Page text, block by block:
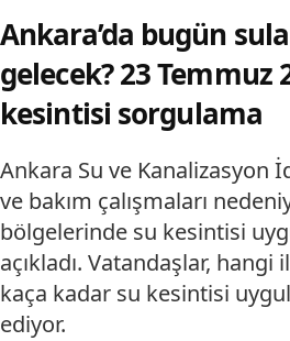
Ankara’da bugün
gelecek? 23 Temmuz
kesintisi sorgulama
Ankara Su ve Kanalizasyon
ve bakım çalışmaları
bölgelerinde su kesintisi
açıkladı. Vatandaşlar, hangi
kaça kadar su kesintisi
ediyor.